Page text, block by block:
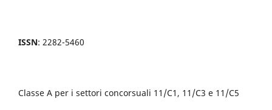
ISSN: 2282-5460
Classe A per i settori concorsuali 11/C1, 11/C3 e 11/C5